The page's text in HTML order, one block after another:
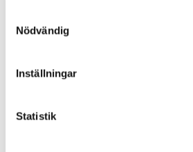
Nödvändig
Inställningar
Statistik
Nyheter
Säkerhetsinformation till
Jobba hos oss